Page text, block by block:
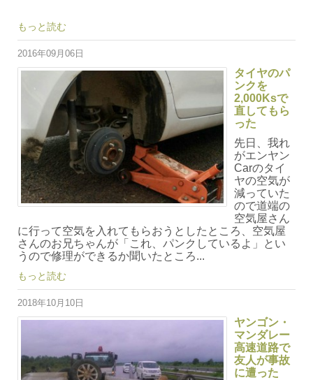
もっと読む
2016年09月06日
タイヤのパ
ンクを
2,000Ksで
直してもら
った
先日、我れ
がエンヤン
Carのタイ
ヤの空気が
減っていた
ので道端の
空気屋さん
に行って空気を入れてもらおうとしたところ、空気屋
さんのお兄ちゃんが「これ、パンクしているよ」とい
うので修理ができるか聞いたところ...
もっと読む
2018年10月10日
ヤンゴン・
マンダレー
高速道路で
友人が事故
に遭った